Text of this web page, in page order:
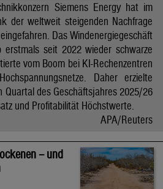
Siemens Energy hat im
der weltweit steigenden Nachfrage
Das Windenergiegeschäft
erstmals seit 2022 wieder schwarze
vom Boom bei KI-Rechenzentren
Daher erzielte
Quartal des Geschäftsjahres 2025/26
und Profitabilität Höchstwerte.
APA/Reuters
– und